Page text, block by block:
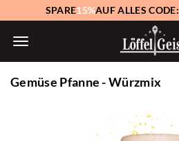
SPARE15%AUF ALLES CODE:
Gemüse Pfanne - Würzmix